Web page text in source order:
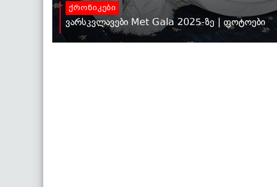
ქრონიკები
ვარსკვლავები Met Gala 2025-ზე | ფოტოები